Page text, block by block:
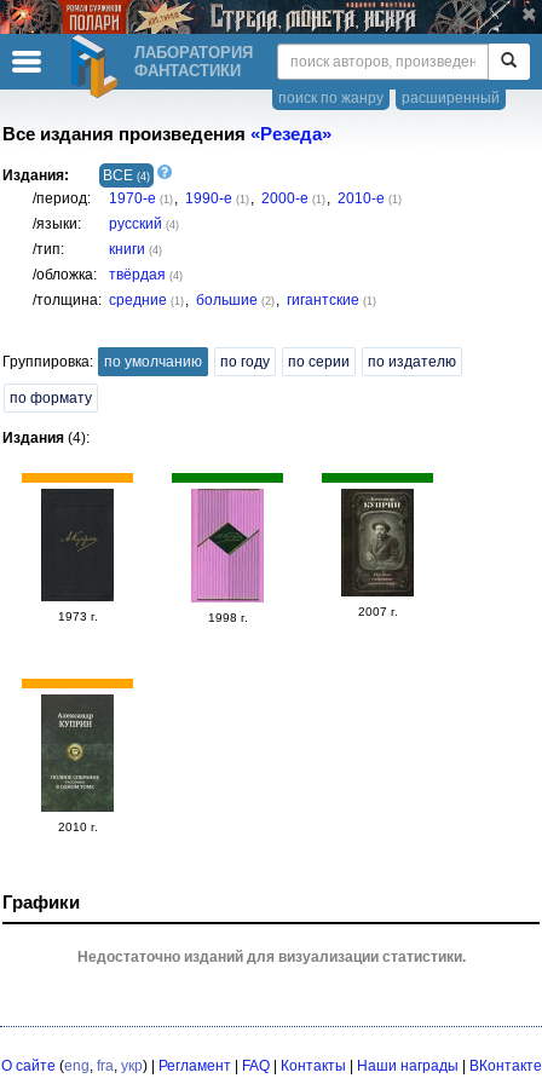
ЛАБОРАТОРИЯ
ФАНТАСТИКИ
расширенный
поиск по жанру
Все издания произведения «Резеда»
Издания: ВСЕ (4)
/период: 1970-е (1) , 1990-е (1) , 2000-е (1) , 2010-е (1)
/языки: русский (4)
/тип: книги (4)
/обложка: твёрдая (4)
/толщина: средние (1) , большие (2) , гигантские (1)
Группировка: по умолчанию по году по серии по издателю
по формату
Издания (4):
1973 г. 1998 г. 2007 г.
2010 г.
Графики
Недостаточно изданий для визуализации статистики.
О сайте (eng, fra, укр) | Регламент| FAQ| Контакты Наши награды ВКонтакте